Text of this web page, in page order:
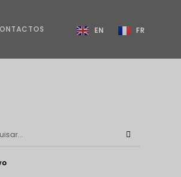
EN FR